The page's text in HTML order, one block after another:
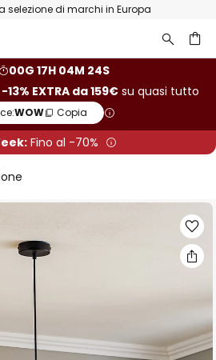
selezione di marchi in Europa
00G 17H 04M 23S
13% EXTRA da 159€ su quasi tutto
WOW Copia
Fino al -70%